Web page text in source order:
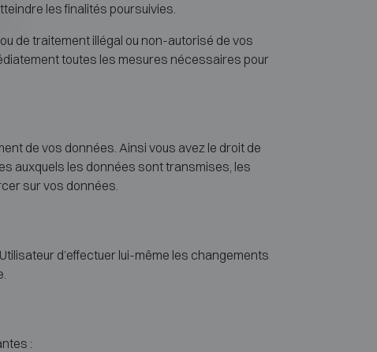
les finalités poursuivies.
de traitement illégal ou non-autorisé de vos
toutes les mesures nécessaires pour
de vos données. Ainsi vous avez le droit de
auxquels les données sont transmises, les
sur vos données.
d’effectuer lui-même les changements
: